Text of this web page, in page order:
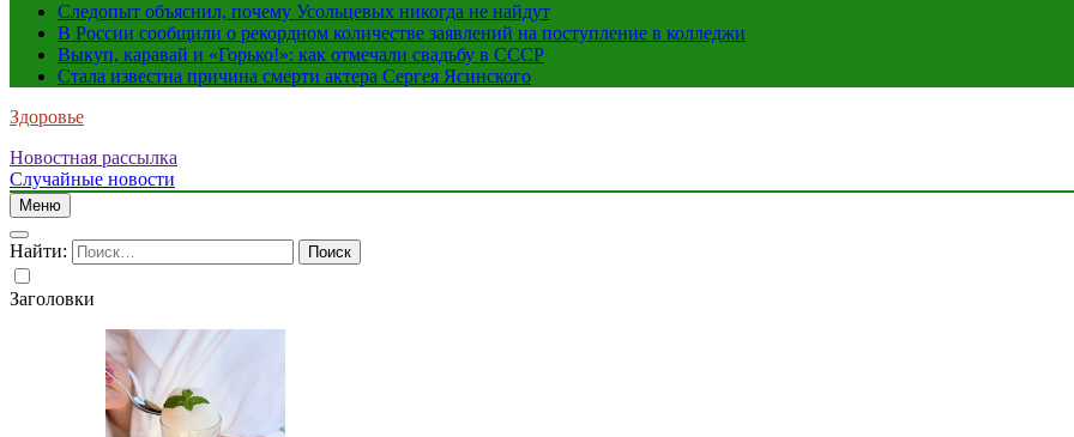
Следопыт объяснил, почему Усольцевых никогда не найдут
В России сообщили о рекордном количестве заявлений на поступление в колледжи
Выкуп, каравай и «Горько!»: как отмечали свадьбу в СССР
Стала известна причина смерти актера Сергея Ясинского
Здоровье
Новостная рассылка
Случайные новости
Меню
Найти:
Заголовки